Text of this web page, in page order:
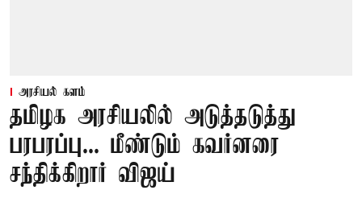
அரசியல் களம்
தமிழக அரசியலில் அடுத்தடுத்து
பரபரப்பு... மீண்டும் கவர்னரை
சந்திக்கிறார் விஜய்